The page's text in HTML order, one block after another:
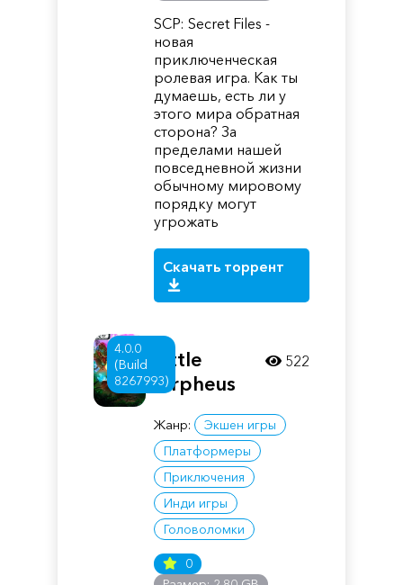
SCP: Secret Files -
новая
приключенческая
ролевая игра. Как ты
думаешь, есть ли у
этого мира обратная
сторона? За
пределами нашей
повседневной жизни
обычному мировому
порядку могут
угрожать
Скачать торрент
4.0.0
(Build
8267993)
Little
Orpheus
Жанр:
Экшен игры
Платформеры
Приключения
Инди игры
Головоломки
0
522